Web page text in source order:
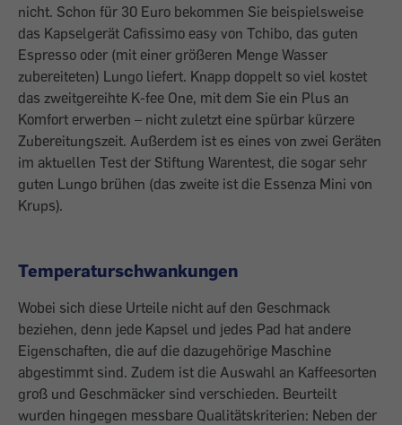
nicht. Schon für 30 Euro bekommen Sie beispielsweise
das Kapselgerät Cafissimo easy von Tchibo, das guten
Espresso oder (mit einer größeren Menge Wasser
zubereiteten) Lungo liefert. Knapp doppelt so viel kostet
das zweit­gereihte K-fee One, mit dem Sie ein Plus an
Komfort erwerben – nicht zuletzt eine spürbar kürzere
Zubereitungszeit. Außerdem ist es eines von zwei Geräten
im aktuellen Test der Stiftung Warentest, die sogar sehr
guten Lungo brühen (das zweite ist die Essenza Mini von
Krups).
Temperaturschwankungen
Wobei sich diese Urteile nicht auf den ­Geschmack
beziehen, denn jede Kapsel und jedes Pad hat andere
Eigenschaften, die auf die dazugehörige Maschine
abgestimmt sind. Zudem ist die Auswahl an ­Kaffeesorten
groß und Geschmäcker sind verschieden. Beurteilt
wurden hingegen messbare Qualitätskriterien: Neben der